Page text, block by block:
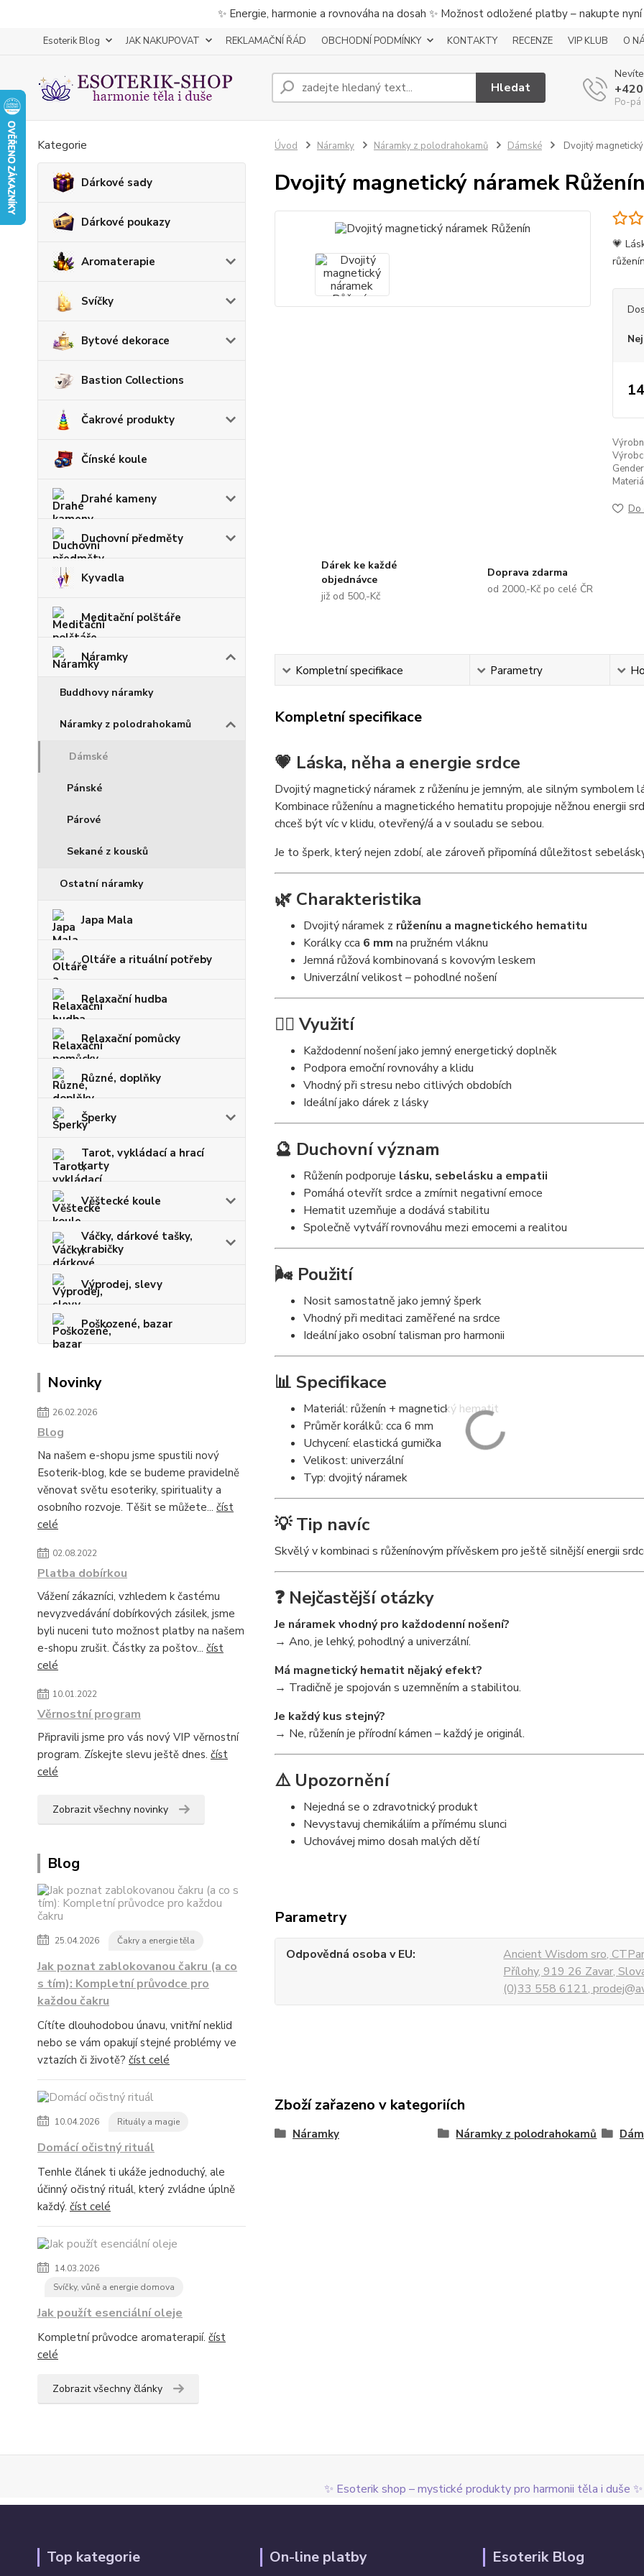
✨ Energie, harmonie a rovnováha na dosah ✨ Možnost odložené platby – nakupte
Esoterik Blog JAK NAKUPOVAT REKLAMAČNÍ ŘÁD OBCHODNÍ PODMÍNKY KONTAKTY RECENZE VIP KLUB O
Hledat
Po-pá
Kategorie
Dárkové sady
Dárkové poukazy
Aromaterapie
Svíčky
Bytové dekorace
Bastion Collections
Čakrové produkty
Čínské koule
Drahé kameny
Duchovní předměty
Kyvadla
Meditační polštáře
Náramky
Buddhovy náramky
Náramky z polodrahokamů
Dámské
Pánské
Párové
Sekané z kousků
Ostatní náramky
Japa Mala
Oltáře a rituální potřeby
Relaxační hudba
Relaxační pomůcky
Různé, doplňky
Šperky
Tarot, vykládací a hrací
karty
Věštecké koule
Váčky, dárkové tašky,
krabičky
Výprodej, slevy
Poškozené, bazar
Novinky
26.02.2026
Blog
Na našem e-shopu jsme spustili nový
Esoterik-blog, kde se budeme pravidelně
věnovat světu esoteriky, spirituality a
osobního rozvoje. Těšit se můžete... číst
celé
02.08.2022
Platba dobírkou
Vážení zákazníci, vzhledem k častému
nevyzvedávání dobírkových zásilek, jsme
byli nuceni tuto možnost platby na našem
e-shopu zrušit. Částky za poštov... číst
celé
10.01.2022
Věrnostní program
Připravili jsme pro vás nový VIP věrnostní
program. Získejte slevu ještě dnes. číst
celé
Zobrazit všechny novinky
Blog
25.04.2026 Čakry a energie těla
Jak poznat zablokovanou čakru (a co
s tím): Kompletní průvodce pro
každou čakru
Cítíte dlouhodobou únavu, vnitřní neklid
nebo se vám opakují stejné problémy ve
vztazích či životě? číst celé
10.04.2026 Rituály a magie
Domácí očistný rituál
Tenhle článek ti ukáže jednoduchý, ale
účinný očistný rituál, který zvládne úplně
každý. číst celé
14.03.2026
Svíčky, vůně a energie domova
Jak použít esenciální oleje
Kompletní průvodce aromaterapií. číst
celé
Zobrazit všechny články
Úvod Náramky Náramky z polodrahokamů Dámské Dvojitý
Dvojitý magnetický náramek
💗
Do
Dárek ke každé
objednávce
již od 500,-Kč
Doprava zdarma
od 2000,-Kč po celé ČR
Kompletní specifikace Parametry
Kompletní specifikace
💗 Láska, něha a energie srdce
Dvojitý magnetický náramek z růženínu je jemným, ale silným symbolem
Kombinace růženínu a magnetického hematitu propojuje něžnou energii
chceš být víc v klidu, otevřený/á a v souladu se sebou.
Je to šperk, který nejen zdobí, ale zároveň připomíná důležitost
🌿 Charakteristika
Dvojitý náramek z růženínu a magnetického hematitu
Korálky cca 6 mm na pružném vláknu
Jemná růžová kombinovaná s kovovým leskem
Univerzální velikost – pohodlné nošení
🧘‍♀️ Využití
Každodenní nošení jako jemný energetický doplněk
Podpora emoční rovnováhy a klidu
Vhodný při stresu nebo citlivých obdobích
Ideální jako dárek z lásky
🔮 Duchovní význam
Růženín podporuje lásku, sebelásku a empatii
Pomáhá otevřít srdce a zmírnit negativní emoce
Hematit uzemňuje a dodává stabilitu
Společně vytváří rovnováhu mezi emocemi a realitou
🌬️ Použití
Nosit samostatně jako jemný šperk
Vhodný při meditaci zaměřené na srdce
Ideální jako osobní talisman pro harmonii
📊 Specifikace
Materiál: růženín + magnetický hematit
Průměr korálků: cca 6 mm
Uchycení: elastická gumička
Velikost: univerzální
Typ: dvojitý náramek
💡 Tip navíc
Skvělý v kombinaci s růženínovým přívěskem pro ještě silnější energii
❓ Nejčastější otázky
Je náramek vhodný pro každodenní nošení?
→ Ano, je lehký, pohodlný a univerzální.
Má magnetický hematit nějaký efekt?
→ Tradičně je spojován s uzemněním a stabilitou.
Je každý kus stejný?
→ Ne, růženín je přírodní kámen – každý je originál.
⚠️ Upozornění
Nejedná se o zdravotnický produkt
Nevystavuj chemikáliím a přímému slunci
Uchovávej mimo dosah malých dětí
Parametry
Odpovědná osoba v EU
Ancient Wisdom sro,
Přílohy, 919 26 Zavar,
(0)33 558 6121,
Zboží zařazeno v kategoriích
Náramky Náramky z polodrahokamů
✨ Esoterik shop – mystické produkty pro harmonii těla i duše ✨
Top kategorie On-line platby Esoterik Blog